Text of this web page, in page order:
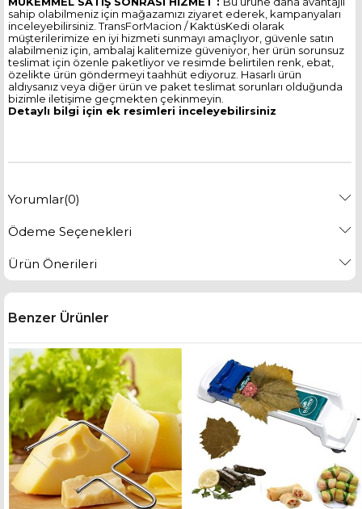
sahip olabilmeniz için mağazamızı ziyaret ederek, kampanyaları
inceleyebilirsiniz. TransForMacion / KaktüsKedi olarak
müşterilerimize en iyi hizmeti sunmayı amaçlıyor, güvenle satın
alabilmeniz için, ambalaj kalitemize güveniyor, her ürün sorunsuz
teslimat için özenle paketliyor ve resimde belirtilen renk, ebat,
özelikte ürün göndermeyi taahhüt ediyoruz. Hasarlı ürün
aldıysanız veya diğer ürün ve paket teslimat sorunları olduğunda
bizimle iletişime geçmekten çekinmeyin.
Detaylı bilgi için ek resimleri inceleyebilirsiniz
Yorumlar(0)
Ödeme Seçenekleri
Ürün Önerileri
Benzer Ürünler